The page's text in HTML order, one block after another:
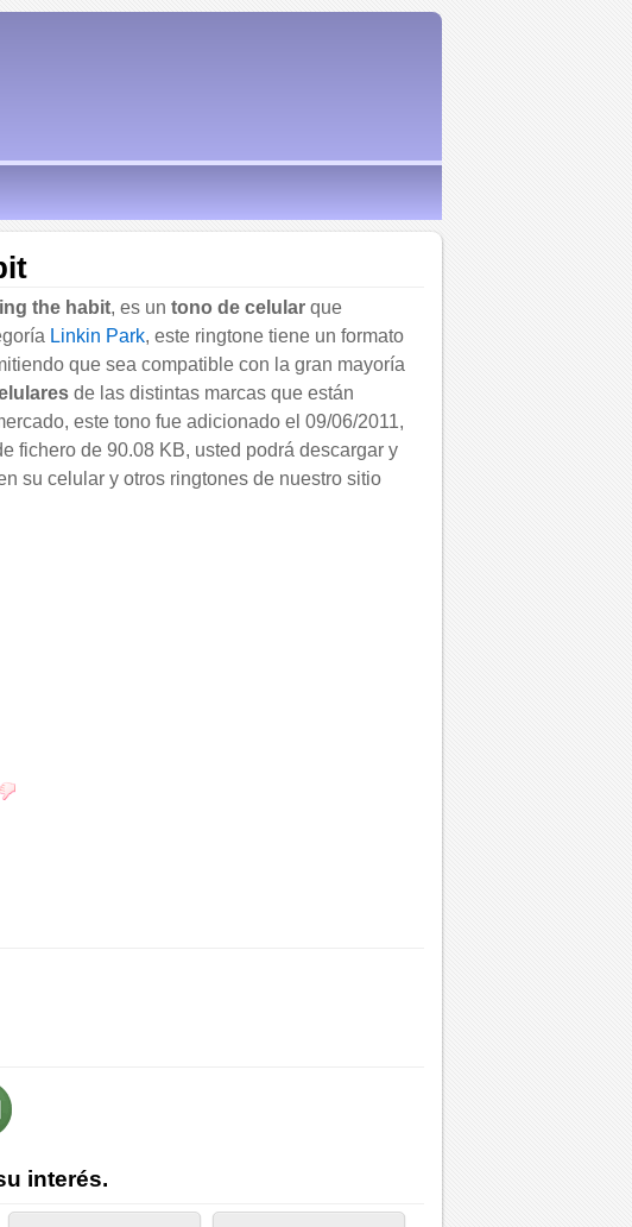
the habit, es un tono de celular que
Linkin Park, este ringtone tiene un formato
que sea compatible con la gran mayoría
de las distintas marcas que están
este tono fue adicionado el 09/06/2011,
fichero de 90.08 KB, usted podrá descargar y
su celular y otros ringtones de nuestro sitio
interés.